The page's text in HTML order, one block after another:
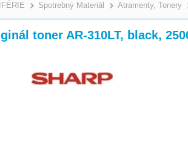
>
Spotrebný Materiál >
Atramenty, Tonery
toner AR-310LT, black,